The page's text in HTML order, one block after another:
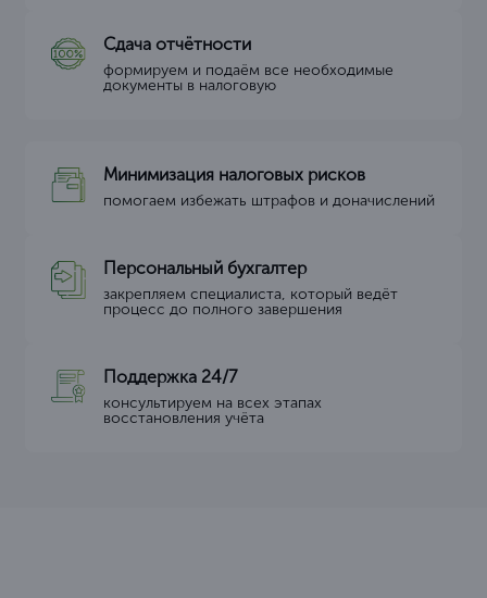
Сдача отчётности
формируем и подаём все необходимые
документы в налоговую
Минимизация налоговых рисков
помогаем избежать штрафов и доначислений
Персональный бухгалтер
закрепляем специалиста, который ведёт
процесс до полного завершения
Поддержка 24/7
консультируем на всех этапах
восстановления учёта